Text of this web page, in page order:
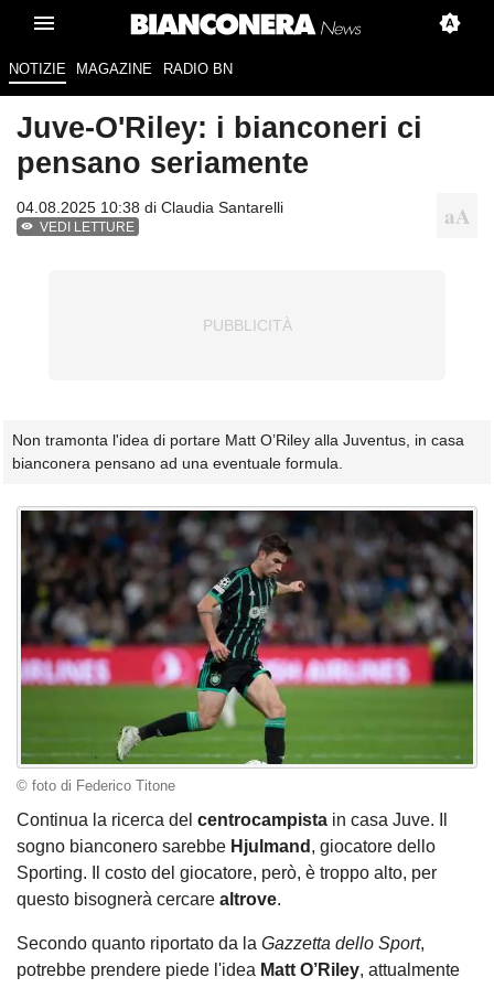
NOTIZIE MAGAZINE RADIO BN
Juve-O'Riley: i bianconeri ci
pensano seriamente
04.08.2025 10:38 di Claudia Santarelli
VEDI LETTURE
Non tramonta l'idea di portare Matt O’Riley alla Juventus, in casa
bianconera pensano ad una eventuale formula.
© foto di Federico Titone
Continua la ricerca del centrocampista in casa Juve. Il
sogno bianconero sarebbe Hjulmand , giocatore dello
Sporting. Il costo del giocatore, però, è troppo alto, per
questo bisognerà cercare altrove.
Secondo quanto riportato da la Gazzetta dello Sport,
potrebbe prendere piede l'idea Matt O’Riley, attualmente